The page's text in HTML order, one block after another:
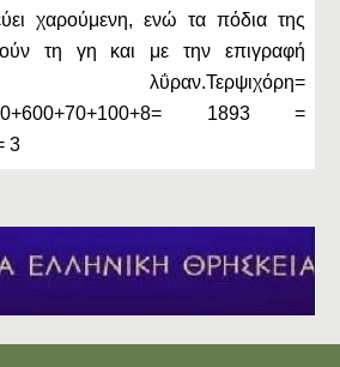
χαρούμενη, ενώ τα πόδια της
τη γη και με την επιγραφή
λΰραν.Τερψιχόρη=
1893 =
3